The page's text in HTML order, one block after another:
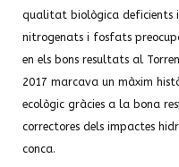
qualitat biològica deficients i
nitrogenats i fosfats
en els bons resultats al
2017 marcava un màxim
ecològic gràcies a la bona
correctores dels impactes
conca.